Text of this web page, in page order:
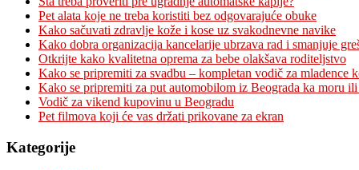
Pet alata koje ne treba koristiti bez odgovarajuće obuke
Kako sačuvati zdravlje kože i kose uz svakodnevne navike
Kako dobra organizacija kancelarije ubrzava rad i smanjuje
Otkrijte kako kvalitetna oprema za bebe olakšava roditeljstvo
Kako se pripremiti za svadbu – kompletan vodič za mladence
Kako se pripremiti za put automobilom iz Beograda ka moru
Vodič za vikend kupovinu u Beogradu
Pet filmova koji će vas držati prikovane za ekran
Kategorije